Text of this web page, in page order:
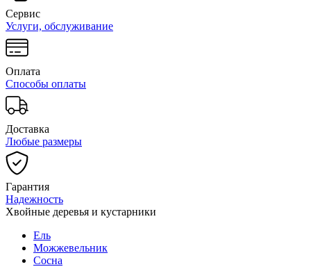
Сервис
Услуги, обслуживание
Оплата
Способы оплаты
Доставка
Любые размеры
Гарантия
Надежность
Хвойные деревья и кустарники
Ель
Можжевельник
Сосна